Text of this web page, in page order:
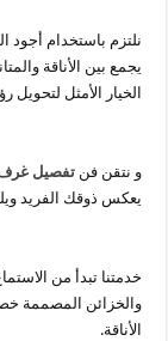
نلتزم باستخدام أجود
يجمع بين الأناقة
الخيار الأمثل
و نتقن فنتفصيل غرف
يعكس ذوقك الفريد
خدمتنا تبدأ من
والخزائن المصممة
الأناقة.